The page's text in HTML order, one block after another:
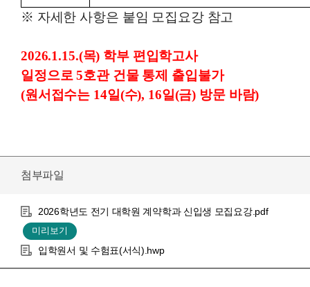
※ 자세한 사항은 붙임 모집요강 참고
2026.1.15.(목) 학부 편입학고사
일정으로 5호관 건물 통제 출입불가
(원서접수는 14일(수), 16일(금) 방문 바람)
첨부파일
2026학년도 전기 대학원 계약학과 신입생 모집요강.pdf
입학원서 및 수험표(서식).hwp